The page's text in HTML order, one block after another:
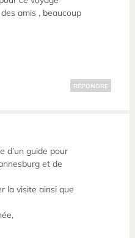
amis , beaucoup
RÉPONDRE
d’un guide pour
et de
la visite ainsi que